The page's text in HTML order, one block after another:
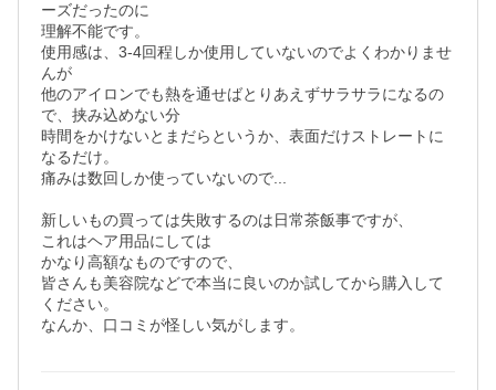
ーズだったのに
理解不能です。
使用感は、3-4回程しか使用していないのでよくわかりませ
んが
他のアイロンでも熱を通せばとりあえずサラサラになるの
で、挟み込めない分
時間をかけないとまだらというか、表面だけストレートに
なるだけ。
痛みは数回しか使っていないので...
新しいもの買っては失敗するのは日常茶飯事ですが、
これはヘア用品にしては
かなり高額なものですので、
皆さんも美容院などで本当に良いのか試してから購入して
ください。
なんか、口コミが怪しい気がします。